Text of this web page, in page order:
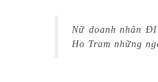
Nữ doanh nhân
Ho Tram những